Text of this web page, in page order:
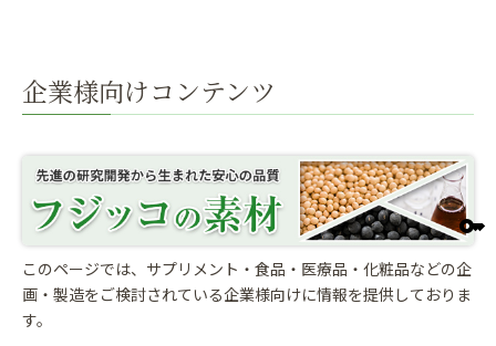
企業様向けコンテンツ
このページでは、サプリメント・食品・医療品・化粧品などの企
画・製造をご検討されている企業様向けに情報を提供しておりま
す。